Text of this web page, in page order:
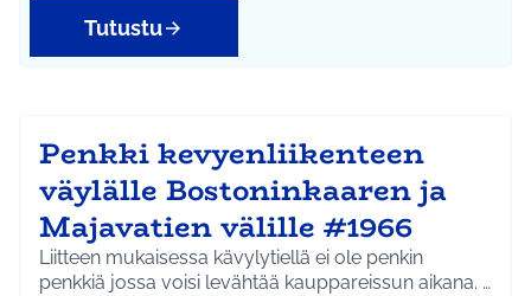
Tutustu
Penkki kevyenliikenteen
väylälle Bostoninkaaren ja
Majavatien välille #1966
Liitteen mukaisessa kävylytiellä ei ole penkin
penkkiä jossa voisi levähtää kauppareissun aikana. …